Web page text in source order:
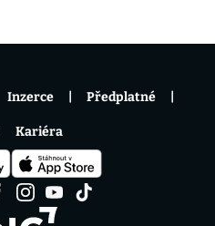
Inzerce Předplatné
Kariéra